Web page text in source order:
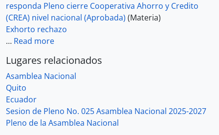
responda Pleno cierre Cooperativa Ahorro y Credito
(CREA) nivel nacional (Aprobada) (Materia)
Exhorto rechazo
… Read more
Lugares relacionados
Asamblea Nacional
Quito
Ecuador
Sesion de Pleno No. 025 Asamblea Nacional 2025-2027
Pleno de la Asamblea Nacional